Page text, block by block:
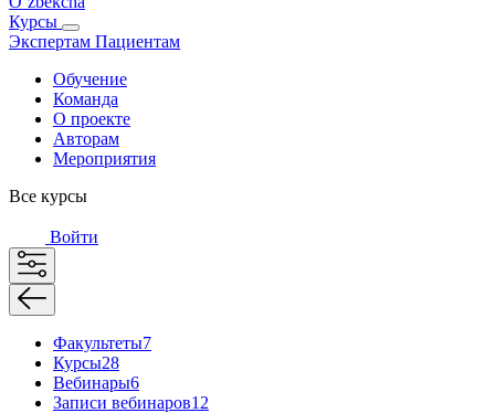
Курсы
Экспертам Пациентам
Обучение
Команда
О проекте
Авторам
Мероприятия
Все курсы
Войти
Факультеты7
Курсы28
Вебинары6
Записи вебинаров12